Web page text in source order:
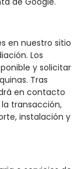
en nuestro sitio
Los
y solicitar
Tras
en contacto
transacción,
instalación y